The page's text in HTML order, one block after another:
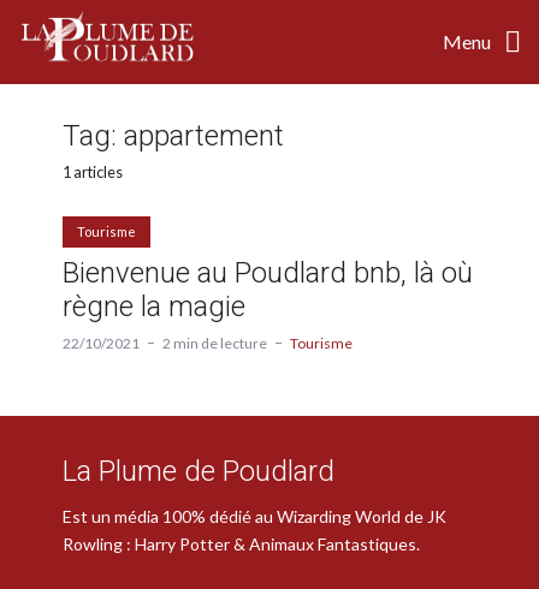
Menu
Tag: appartement
1 articles
Tourisme
Bienvenue au Poudlard bnb, là où
règne la magie
22/10/2021 2 min de lecture Tourisme
La Plume de Poudlard
Est un média 100% dédié au Wizarding World de JK
Rowling : Harry Potter & Animaux Fantastiques.